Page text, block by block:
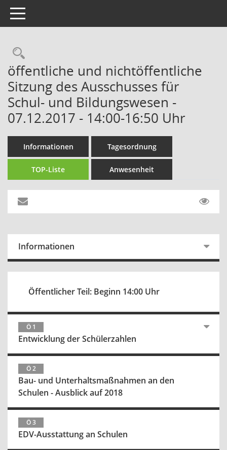
Toggle navigation
Rechercheauswahl
öffentliche und nichtöffentliche
Sitzung des Ausschusses für
Schul- und Bildungswesen -
07.12.2017 - 14:00-16:50 Uhr
Informationen Tagesordnung
TOP-Liste Anwesenheit
Informationen
Öffentlicher Teil: Beginn 14:00 Uhr
Ö 1
Entwicklung der Schülerzahlen
Ö 2
Bau- und Unterhaltsmaßnahmen an den
Schulen - Ausblick auf 2018
Ö 3
EDV-Ausstattung an Schulen